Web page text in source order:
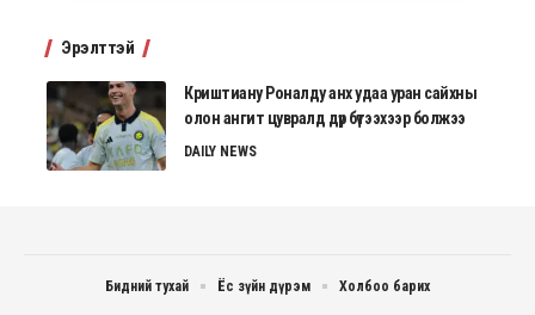
Эрэлттэй
Криштиану Роналду анх удаа уран сайхны
олон ангит цувралд дүр бүтээхээр болжээ
DAILY NEWS
Бидний тухай Ёс зүйн дүрэм Холбоо барих